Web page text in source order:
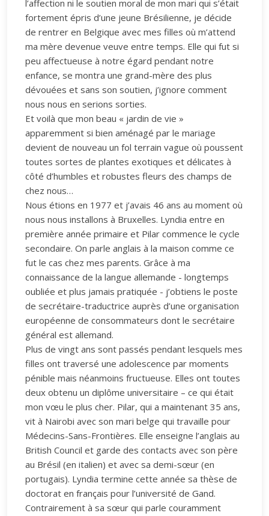
l’affection ni le soutien moral de mon mari qui s’était
fortement épris d’une jeune Brésilienne, je décide
de rentrer en Belgique avec mes filles où m’attend
ma mère devenue veuve entre temps. Elle qui fut si
peu affectueuse à notre égard pendant notre
enfance, se montra une grand-mère des plus
dévouées et sans son soutien, j’ignore comment
nous nous en serions sorties.
Et voilà que mon beau « jardin de vie »
apparemment si bien aménagé par le mariage
devient de nouveau un fol terrain vague où poussent
toutes sortes de plantes exotiques et délicates à
côté d’humbles et robustes fleurs des champs de
chez nous…
Nous étions en 1977 et j’avais 46 ans au moment où
nous nous installons à Bruxelles. Lyndia entre en
première année primaire et Pilar commence le cycle
secondaire. On parle anglais à la maison comme ce
fut le cas chez mes parents. Grâce à ma
connaissance de la langue allemande - longtemps
oubliée et plus jamais pratiquée - j’obtiens le poste
de secrétaire-traductrice auprès d’une organisation
européenne de consommateurs dont le secrétaire
général est allemand.
Plus de vingt ans sont passés pendant lesquels mes
filles ont traversé une adolescence par moments
pénible mais néanmoins fructueuse. Elles ont toutes
deux obtenu un diplôme universitaire – ce qui était
mon vœu le plus cher. Pilar, qui a maintenant 35 ans,
vit à Nairobi avec son mari belge qui travaille pour
Médecins-Sans-Frontières. Elle enseigne l’anglais au
British Council et garde des contacts avec son père
au Brésil (en italien) et avec sa demi-sœur (en
portugais). Lyndia termine cette année sa thèse de
doctorat en français pour l’université de Gand.
Contrairement à sa sœur qui parle couramment